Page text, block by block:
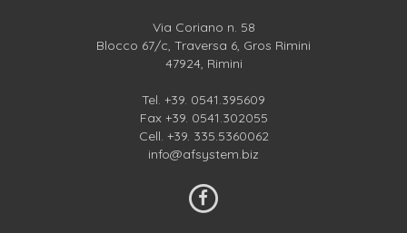
Via Coriano n. 58
Blocco 67/c, Traversa 6, Gros Rimini
47924, Rimini
Tel. +39. 0541.395609
Fax +39. 0541.302055
Cell. +39. 335.5360062
info@afsystem.biz